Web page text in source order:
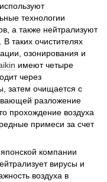
технологии
а также нейтрализуют
В таких очистителях
озонирования и
имеют четыре
через
затем очищается с
разложение
прохождение воздуха
примеси за счет
компании
вирусы и
воздуха в